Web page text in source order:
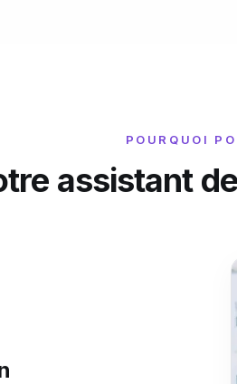
POURQUOI
assistant